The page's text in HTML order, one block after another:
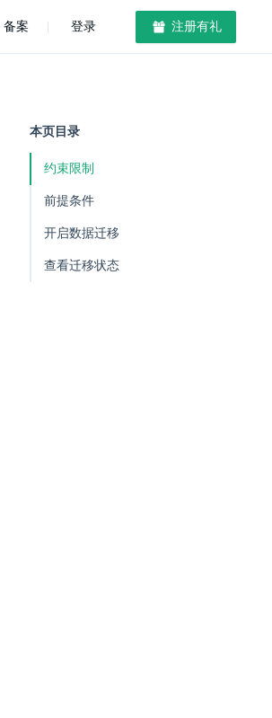
备案 登录 注册有礼
本页目录
约束限制
前提条件
开启数据迁移
查看迁移状态